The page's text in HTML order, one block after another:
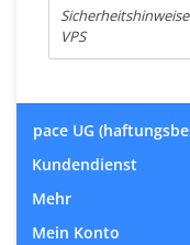
VPS
pace UG
Kundendienst
Mehr
Mein Konto